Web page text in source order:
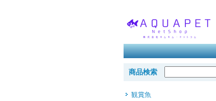
商品検索
観賞魚